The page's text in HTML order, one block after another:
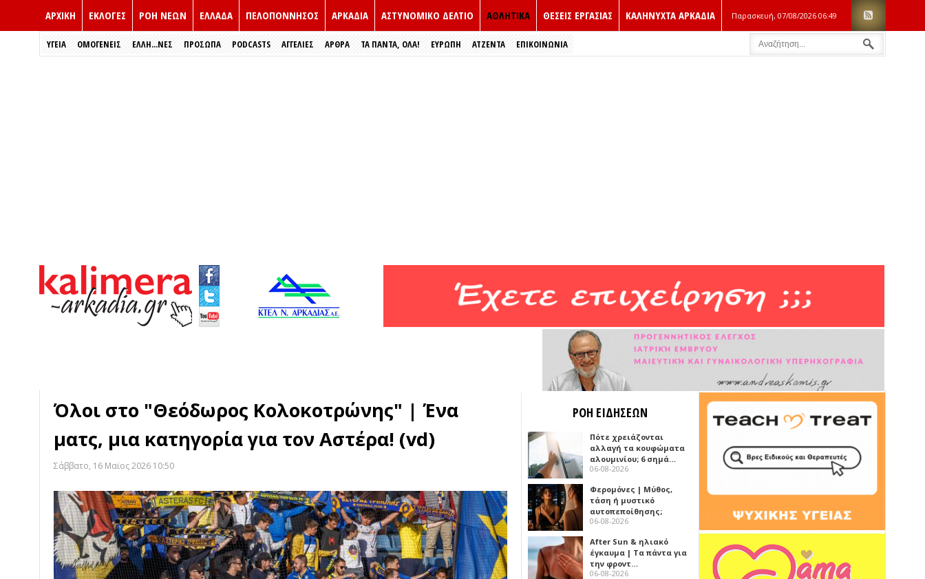
ΑΡΧΙΚΗ ΕΚΛΟΓΈΣ ΡΟΗ ΝΕΩΝ ΕΛΛΑΔΑ ΠΕΛΟΠΟΝΝΗΣΟΣ ΑΡΚΑΔΙΑ ΑΣΤΥΝΟΜΙΚΟ ΔΕΛΤΙΟ ΑΘΛΗΤΙΚΑ ΘΕΣΕΙΣ ΕΡΓΑΣΙΑΣ ΚΑΛΗΝΥΧΤΑ ΑΡΚΑΔΙΑ Παρασκευή, 07/08/2026 06:49
ΥΓΕΙΑ ΟΜΟΓΕΝΕΙΣ ΈΛΛΗ...ΝΕΣ ΠΡΌΣΩΠΑ PODCASTS ΑΓΓΕΛΙΕΣ ΑΡΘΡΑ ΤΑ ΠΑΝΤΑ, ΟΛΑ! ΕΥΡΏΠΗ ΑΤΖΕΝΤΑ ΕΠΙΚΟΙΝΩΝΙΑ
Όλοι στο "Θεόδωρος Κολοκοτρώνης" | Ένα
ματς, μια κατηγορία για τον Αστέρα! (vd)
Σάββατο, 16 Μαϊος 2026 10:50
ΡΟΗ ΕΙΔΗΣΕΩΝ
Πότε χρειάζονται
αλλαγή τα κουφώματα
αλουμινίου; 6 σημά…
06-08-2026
Φερομόνες | Μύθος,
τάση ή μυστικό
αυτοπεποίθησης;
06-08-2026
After Sun & ηλιακό
έγκαυμα | Τα πάντα για
την φροντ…
06-08-2026